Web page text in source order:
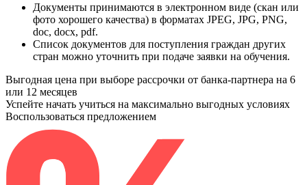
Документы принимаются в электронном виде (скан или
фото хорошего качества) в форматах JPEG, JPG, PNG,
doc, docx, pdf.
Список документов для поступления граждан других
стран можно уточнить при подаче заявки на обучения.
Выгодная цена при выборе рассрочки от банка-партнера на 6
или 12 месяцев
Успейте начать учиться на максимально выгодных условиях
Воспользоваться предложением